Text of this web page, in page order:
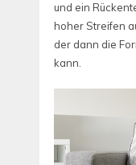
und ein
hoher Streifen
der dann die
kann.